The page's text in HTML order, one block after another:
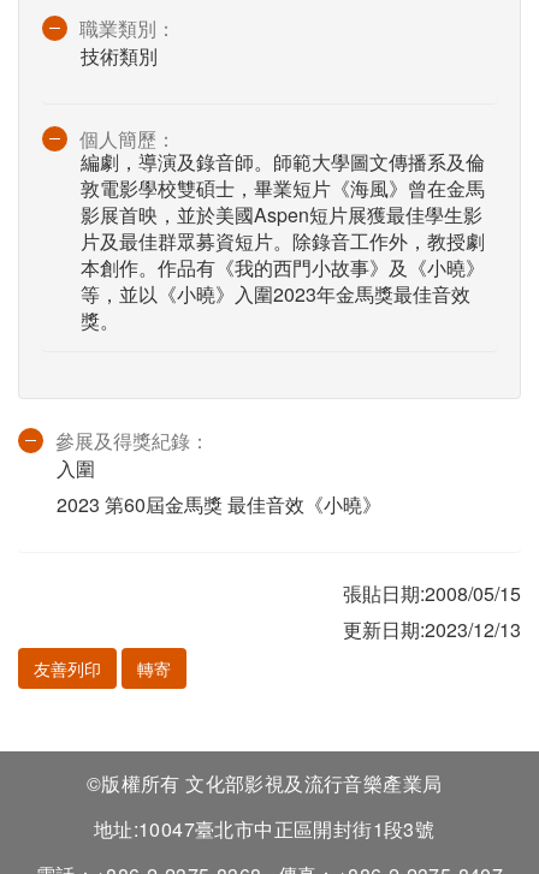
職業類別：
技術類別
個人簡歷：
編劇，導演及錄音師。師範大學圖文傳播系及倫
敦電影學校雙碩士，畢業短片《海風》曾在金馬
影展首映，並於美國Aspen短片展獲最佳學生影
片及最佳群眾募資短片。除錄音工作外，教授劇
本創作。作品有《我的西門小故事》及《小曉》
等，並以《小曉》入圍2023年金馬獎最佳音效
獎。
參展及得獎紀錄：
入圍
2023 第60屆金馬獎 最佳音效《小曉》
張貼日期:2008/05/15
更新日期:2023/12/13
友善列印 轉寄
©版權所有 文化部影視及流行音樂產業局
地址:10047臺北市中正區開封街1段3號